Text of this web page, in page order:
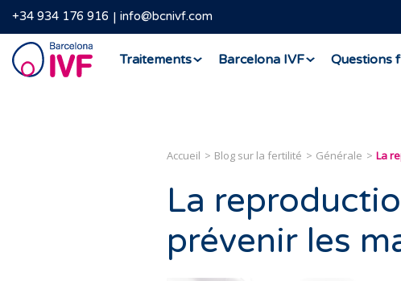
+34 934 176 916 info@bcnivf.com
Barcelona
IVF
Traitements Barcelona IVF Questions
Accueil Blog sur la fertilité Générale La
La
prévenir les